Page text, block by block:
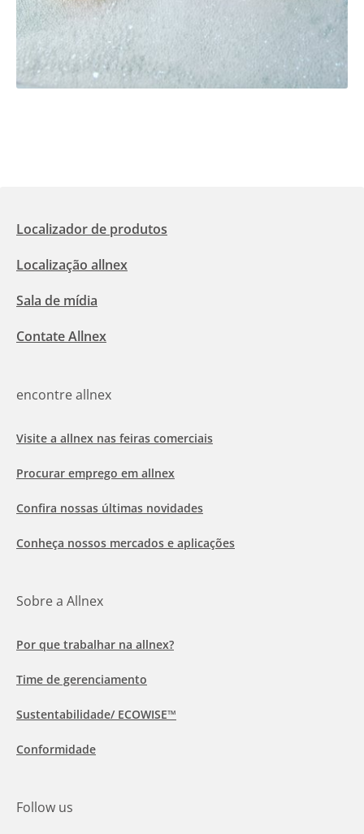
Localizador de produtos
Localização allnex
Sala de mídia
Contate Allnex
encontre allnex
Visite a allnex nas feiras comerciais
Procurar emprego em allnex
Confira nossas últimas novidades
Conheça nossos mercados e aplicações
Sobre a Allnex
Por que trabalhar na allnex?
Time de gerenciamento
Sustentabilidade/ ECOWISE™
Conformidade
Follow us